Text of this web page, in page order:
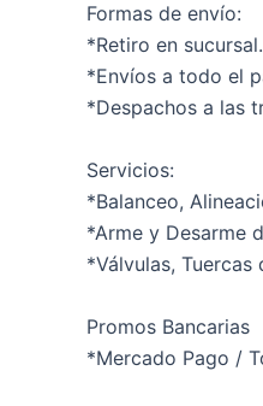
Formas de envío:
*Retiro en
*Envíos a todo el
*Despachos a las
Servicios:
*Balanceo,
*Arme y Desarme
*Válvulas,
Promos Bancarias
*Mercado Pago /